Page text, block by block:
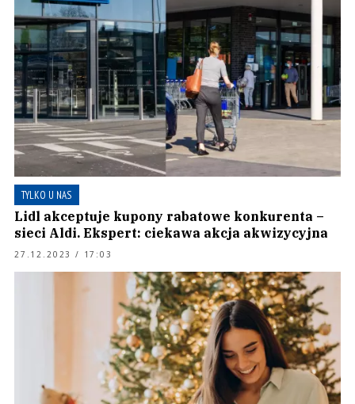
TYLKO U NAS
Lidl akceptuje kupony rabatowe konkurenta –
sieci Aldi. Ekspert: ciekawa akcja akwizycyjna
27.12.2023 / 17:03